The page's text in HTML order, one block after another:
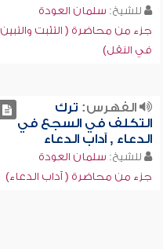
للشيخ: سلمان العودة
جزء من محاضرة ( التثبت والتبين
في النقل)
الفهرس: ترك
التكلف في السجع في
الدعاء , آداب الدعاء
للشيخ: سلمان العودة
جزء من محاضرة ( آداب الدعاء)